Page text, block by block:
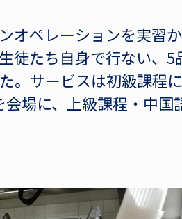
オペレーションを実習
徒たち自身で行ない、5
。サービスは初級課程
場に、上級課程・中国